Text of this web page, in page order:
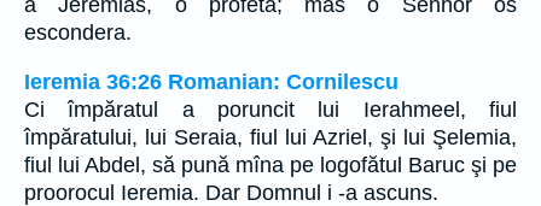
a Jeremias, o profeta; mas o Senhor os
escondera.
Ieremia 36:26 Romanian: Cornilescu
Ci împăratul a poruncit lui Ierahmeel, fiul
împăratului, lui Seraia, fiul lui Azriel, şi lui Şelemia,
fiul lui Abdel, să pună mîna pe logofătul Baruc şi pe
proorocul Ieremia. Dar Domnul i -a ascuns.